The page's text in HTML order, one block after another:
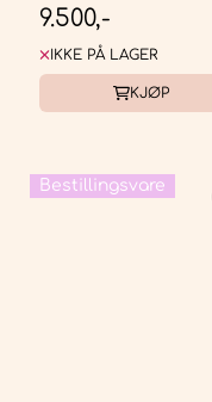
AMBER SWIRL* ...
9.500,-
IKKE PÅ LAGER
KJØP
Bestillingsvare